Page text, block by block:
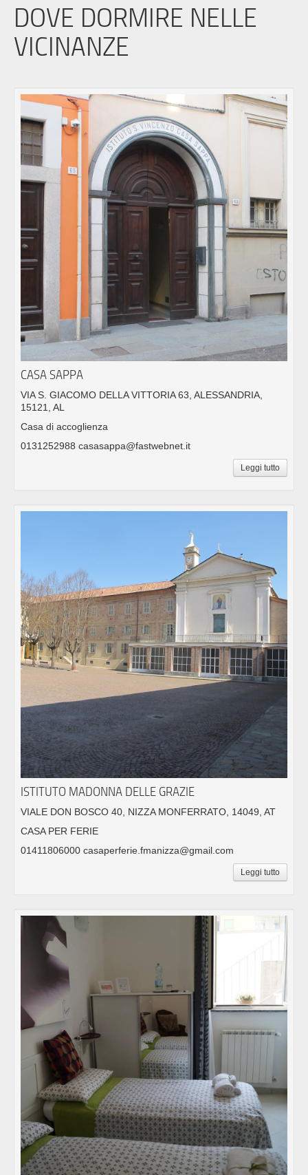
DOVE DORMIRE NELLE
VICINANZE
CASA SAPPA
VIA S. GIACOMO DELLA VITTORIA 63, ALESSANDRIA,
15121, AL
Casa di accoglienza
0131252988 casasappa@fastwebnet.it
Leggi tutto
ISTITUTO MADONNA DELLE GRAZIE
VIALE DON BOSCO 40, NIZZA MONFERRATO, 14049, AT
CASA PER FERIE
01411806000 casaperferie.fmanizza@gmail.com
Leggi tutto